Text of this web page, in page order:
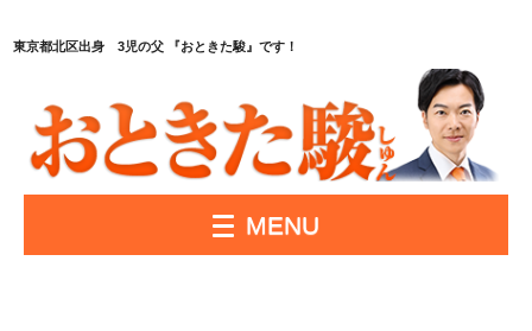
東京都北区出身 3児の父 『おときた駿』です！
MENU